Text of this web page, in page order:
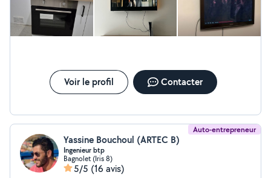
Voir le profil Contacter
Auto-entrepreneur
Yassine Bouchoul (ARTEC B)
Ingenieur btp
Bagnolet (Iris 8)
5/5 (16 avis)